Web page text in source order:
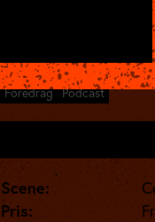
Foredrag Podcast
Scene:
Pris: